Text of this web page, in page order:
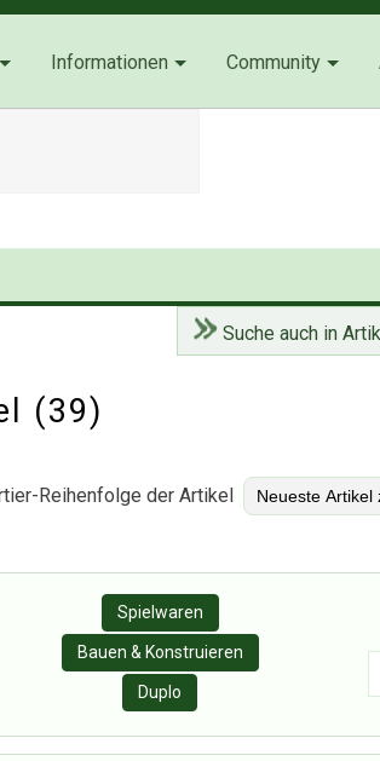
Informationen Community
Suche auch in
(39)
Reihenfolge der Artikel
Spielwaren
Bauen & Konstruieren
Duplo